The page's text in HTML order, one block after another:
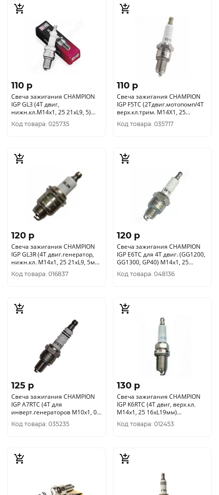
110 p
Свеча зажигания CHAMPION
IGP GL3 (4Т двиг,
нижн.кл.М14х1, 25 21хL9, 5)
4665270171278
Код товара: 025735
110 p
Свеча зажигания CHAMPION
IGP F5TC (2Тдвиг.мотопомп/4Т
верх.кл.трим. М14Х1, 25
21хL19mm)4665270171254
Код товара: 035717
120 p
Свеча зажигания CHAMPION
IGP GL3R (4Т двиг.генератор,
нижн.кл. М14х1, 25 21хL9, 5мм)
4665270171285
Код товара: 016837
120 p
Свеча зажигания CHAMPION
IGP E6TC для 4Т двиг. (GG1200,
GG1300, GP40) М14х1, 25
21хL12, 7 4665270171247
Код товара: 048136
125 p
Свеча зажигания CHAMPION
IGP A7RTC (4Т для
инверт.генераторов М10х1, 0
16хL12, 7мм) 4665270177447
Код товара: 035235
130 p
Свеча зажигания CHAMPION
IGP K6RTC (4Т двиг, верх.кл.
М14х1, 25 16хL19мм)
4665120171292
Код товара: 012453